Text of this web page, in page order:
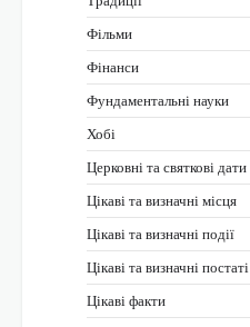
Фільми
Фінанси
Фундаментальні науки
Хобі
Церковні та святкові дати
Цікаві та визначні місця
Цікаві та визначні події
Цікаві та визначні постаті
Цікаві факти